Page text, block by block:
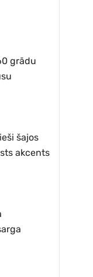
grādu
šajos
akcents